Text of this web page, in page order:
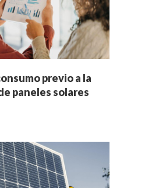
previo a la
paneles solares